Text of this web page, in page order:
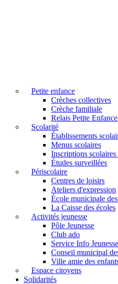
Petite enfance
Crèches collectives
Crèche familiale
Relais Petite Enfance
Scolarité
Établissements
Menus scolaires
Inscriptions
Études surveillées
Périscolaire
Centres de loisirs
Ateliers d'expression
École municipale
La Caisse des écoles
Activités jeunesse
Pôle Jeunesse
Club ado
Service Info Jeunesse
Conseil municipal
Ville amie des
Espace citoyens
Solidarités